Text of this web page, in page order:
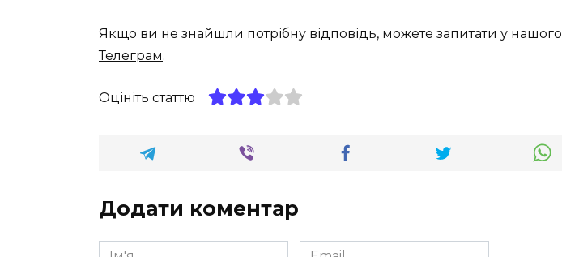
Якщо ви не знайшли потрібну відповідь, можете запитати у нашого
Телеграм.
Оцініть статтю
Додати коментар
Ім'я Email